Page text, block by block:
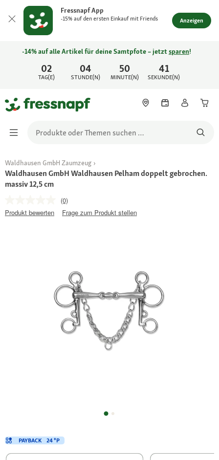
Fressnapf App
-15% auf den ersten Einkauf mit Friends Anzeigen
02
TAG(E)
04
STUNDE(N)
50
MINUTE(N)
41
SEKUNDE(N)
-14% auf alle Artikel für deine Samtpfote – jetztsparen!
Waldhausen GmbH Zaumzeug
Waldhausen GmbH Waldhausen Pelham doppelt gebrochen.
massiv 12,5 cm
(0)
Produkt bewerten
Frage zum Produkt stellen
PAYBACK 24 °P